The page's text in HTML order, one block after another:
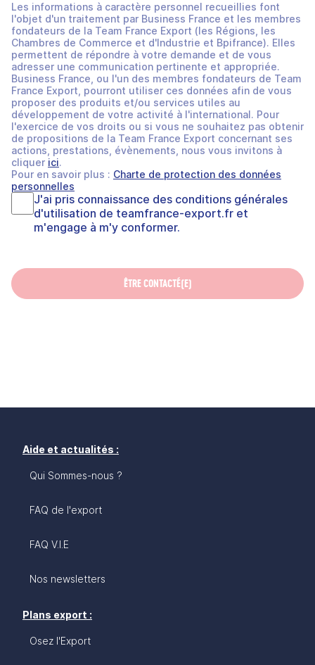
Les informations à caractère personnel recueillies font
l'objet d'un traitement par Business France et les membres
fondateurs de la Team France Export (les Régions, les
Chambres de Commerce et d'Industrie et Bpifrance). Elles
permettent de répondre à votre demande et de vous
adresser une communication pertinente et appropriée.
Business France, ou l'un des membres fondateurs de Team
France Export, pourront utiliser ces données afin de vous
proposer des produits et/ou services utiles au
développement de votre activité à l'international. Pour
l'exercice de vos droits ou si vous ne souhaitez pas obtenir
de propositions de la Team France Export concernant ses
actions, prestations, évènements, nous vous invitons à
cliquer ici.
Pour en savoir plus : Charte de protection des données
personnelles
J'ai pris connaissance des conditions générales
d'utilisation de teamfrance-export.fr et
m'engage à m'y conformer.
ÊTRE CONTACTÉ(E)
Aide et actualités :
Qui Sommes-nous ?
FAQ de l'export
FAQ V.I.E
Nos newsletters
Plans export :
Osez l'Export